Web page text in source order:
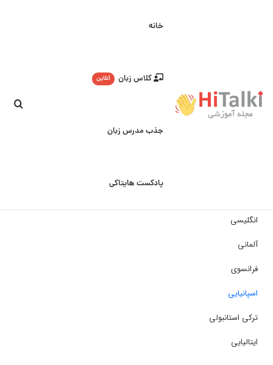
خانه
کلاس زبان آنلاین
جذب مدرس زبان
پادکست هایتاکی
انگلیسی
آلمانی
فرانسوی
اسپانیایی
ترکی استانبولی
ایتالیایی